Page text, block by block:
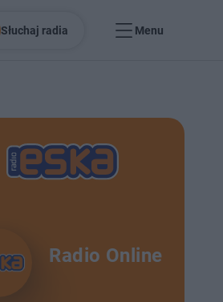
Słuchaj radia Menu
Radio Online